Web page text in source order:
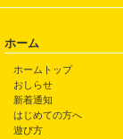
ホーム
ホームトップ
おしらせ
新着通知
はじめての方へ
遊び方